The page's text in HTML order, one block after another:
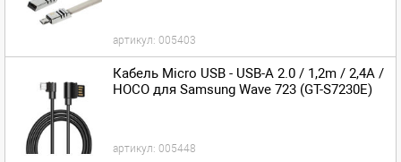
артикул: 005403
Кабель Micro USB - USB-A 2.0 / 1,2m / 2,4A /
HOCO для Samsung Wave 723 (GT-S7230E)
артикул: 005448